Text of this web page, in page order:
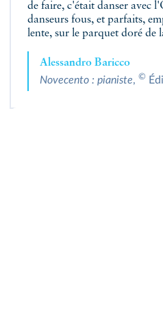
de faire, c'était danser avec
danseurs fous, et parfaits,
lente, sur le parquet doré de
Alessandro Baricco
Novecento : pianiste, ©